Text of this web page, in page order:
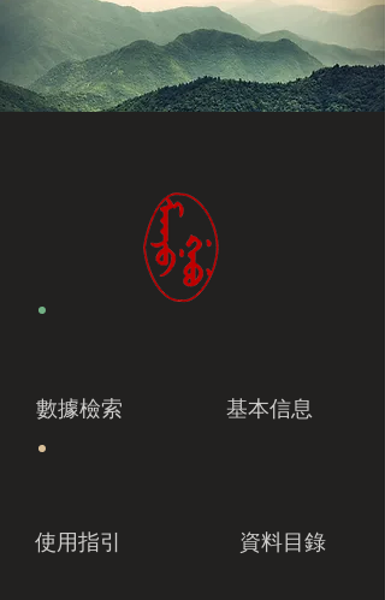
數據檢索 基本信息
使用指引 資料目錄